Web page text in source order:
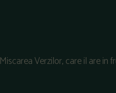
Verzilor, care il are in